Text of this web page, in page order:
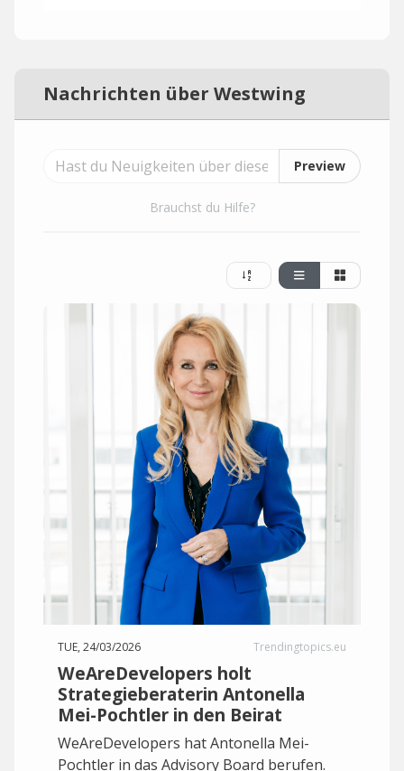
Nachrichten über Westwing
Preview
Brauchst du Hilfe?
TUE, 24/03/2026 Trendingtopics.eu
WeAreDevelopers holt
Strategieberaterin Antonella
Mei-Pochtler in den Beirat
WeAreDevelopers hat Antonella Mei-
Pochtler in das Advisory Board berufen.